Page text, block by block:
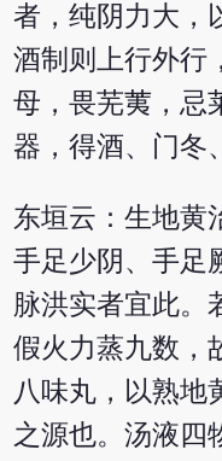
者，纯阴力大，
酒制则上行外行
母，畏芜荑，忌
器，得酒、门冬
东垣云：生地黄
手足少阴、手足
脉洪实者宜此。
假火力蒸九数，
八味丸，以熟地
之源也。汤液四